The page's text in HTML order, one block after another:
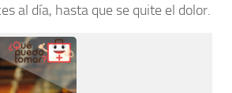
al día, hasta que se quite el dolor.